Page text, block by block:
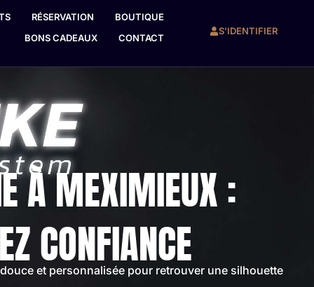
RÉSERVATION
BOUTIQUE
BONS CADEAUX
CONTACT
S'IDENTIFIER
À MEXIMIEUX :
CONFIANCE
et personnalisée pour retrouver une silhouette